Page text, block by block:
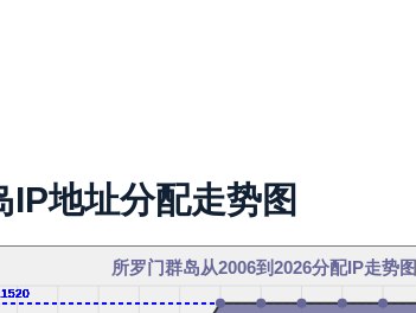
IP地址分配走势图
所罗门群岛从2006到2026分配IP走势图